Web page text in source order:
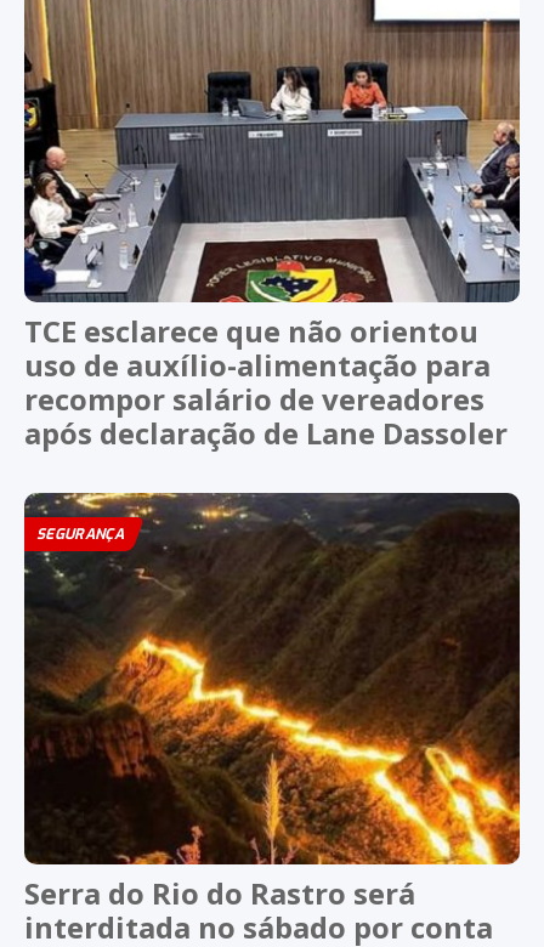
TCE esclarece que não orientou
uso de auxílio-alimentação para
recompor salário de vereadores
após declaração de Lane Dassoler
SEGURANÇA
Serra do Rio do Rastro será
interditada no sábado por conta